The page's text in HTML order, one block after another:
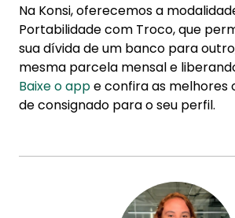
Na Konsi, oferecemos a
Portabilidade com Troco, que
sua dívida de um banco para
mesma parcela mensal e
Baixe o appe confira as melhores
de consignado para o seu perfil.